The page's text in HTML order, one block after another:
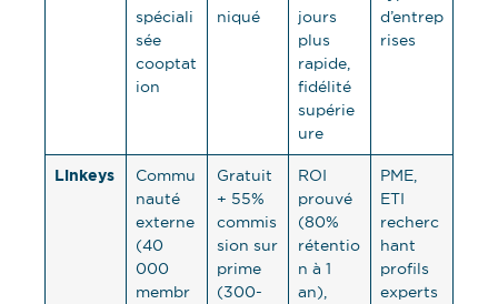
spéciali
sée
cooptat
ion
niqué
jours
plus
rapide,
fidélité
supérie
ure
d’entrep
rises
Linkeys
Commu
nauté
externe
(40
000
membr
Gratuit
+ 55%
commis
sion sur
prime
(300-
ROI
prouvé
(80%
rétentio
n à 1
an),
PME,
ETI
recherc
hant
profils
experts